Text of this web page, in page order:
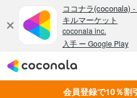
会員登録で10％割